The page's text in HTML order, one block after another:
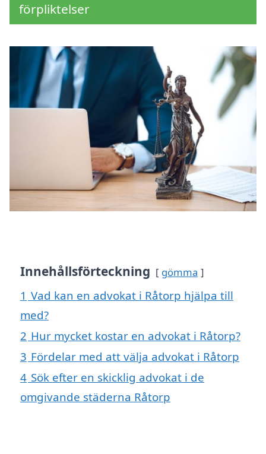
förpliktelser
Innehållsförteckning gömma
1 Vad kan en advokat i Råtorp hjälpa till
med?
2 Hur mycket kostar en advokat i Råtorp?
3 Fördelar med att välja advokat i Råtorp
4 Sök efter en skicklig advokat i de
omgivande städerna Råtorp